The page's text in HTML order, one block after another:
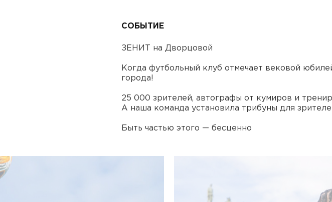
СОБЫТИЕ
ЗЕНИТ на Дворцовой
Когда футбольный клуб отмечает вековой
города!
25 000 зрителей, автографы от кумиров и
А наша команда установила трибуны для
Быть частью этого — бесценно